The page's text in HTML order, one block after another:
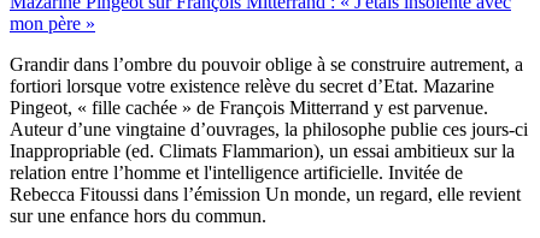
mon père »
Grandir dans l’ombre du pouvoir oblige à se construire autrement, a
fortiori lorsque votre existence relève du secret d’Etat. Mazarine
Pingeot, « fille cachée » de François Mitterrand y est parvenue.
Auteur d’une vingtaine d’ouvrages, la philosophe publie ces jours-ci
Inappropriable (ed. Climats Flammarion), un essai ambitieux sur la
relation entre l’homme et l'intelligence artificielle. Invitée de
Rebecca Fitoussi dans l’émission Un monde, un regard, elle revient
sur une enfance hors du commun.